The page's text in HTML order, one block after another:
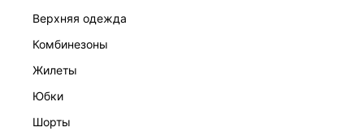
верхняя одежда
комбинезоны
жилеты
юбки
шорты